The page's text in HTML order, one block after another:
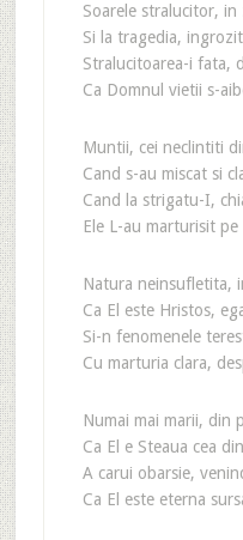
Soarele stralucitor,
Si la tragedia,
Stralucitoarea-i fata,
Ca Domnul vietii s-
Muntii, cei neclintiti
Cand s-au miscat si
Cand la strigatu-I,
Ele L-au marturisit
Natura neinsufletita,
Ca El este Hristos,
Si-n fenomenele
Cu marturia clara,
Numai mai marii, din
Ca El e Steaua cea
A carui obarsie,
Ca El este eterna